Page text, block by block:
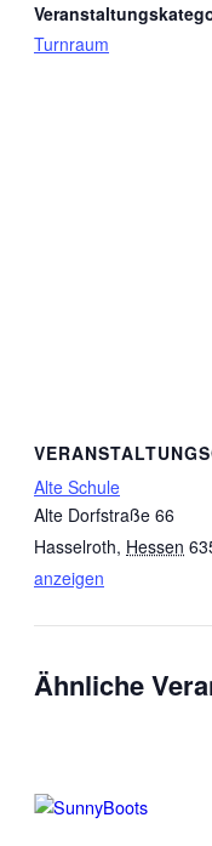
Turnraum
Alte Schule
Alte Dorfstraße 66
Hasselroth, Hessen
anzeigen
Ähnliche